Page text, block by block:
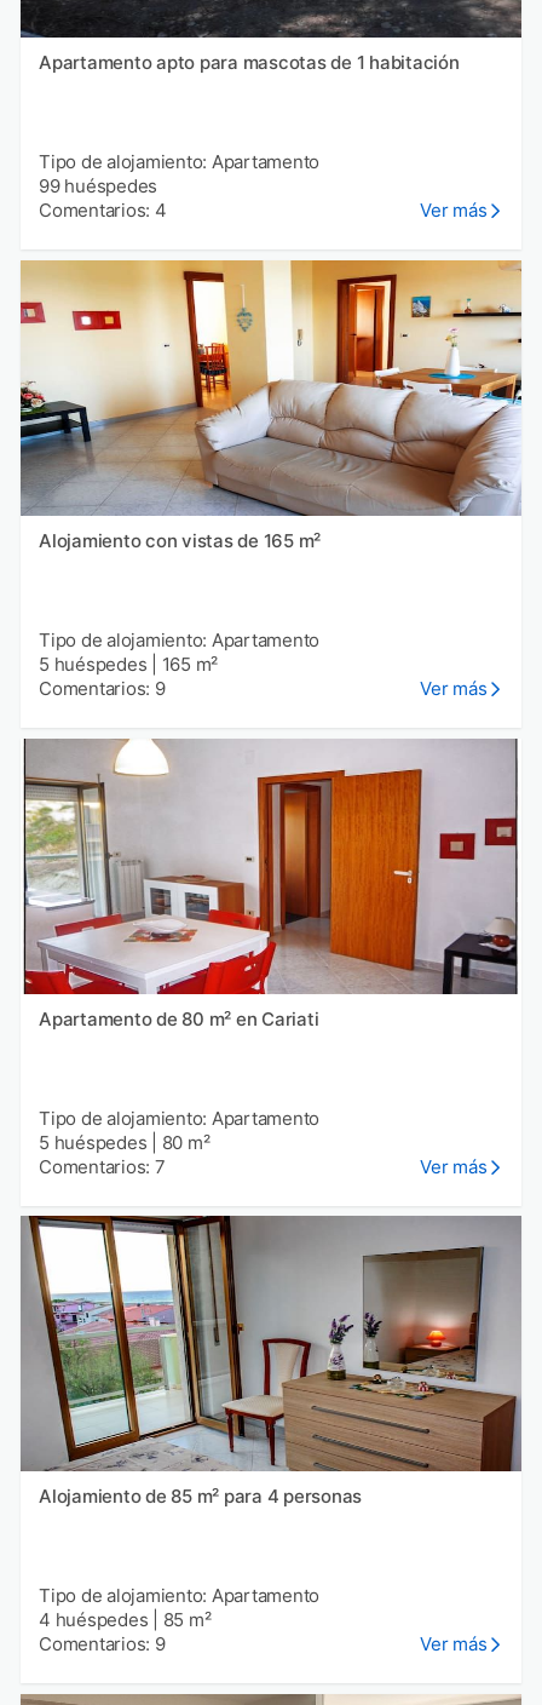
Apartamento apto para mascotas de 1 habitación
Tipo de alojamiento: Apartamento
99 huéspedes
Comentarios: 4
Ver más
Alojamiento con vistas de 165 m²
Tipo de alojamiento: Apartamento
5 huéspedes
165 m²
Comentarios: 9
Ver más
Apartamento de 80 m² en Cariati
Tipo de alojamiento: Apartamento
5 huéspedes
80 m²
Comentarios: 7
Ver más
Alojamiento de 85 m² para 4 personas
Tipo de alojamiento: Apartamento
4 huéspedes
85 m²
Comentarios: 9
Ver más